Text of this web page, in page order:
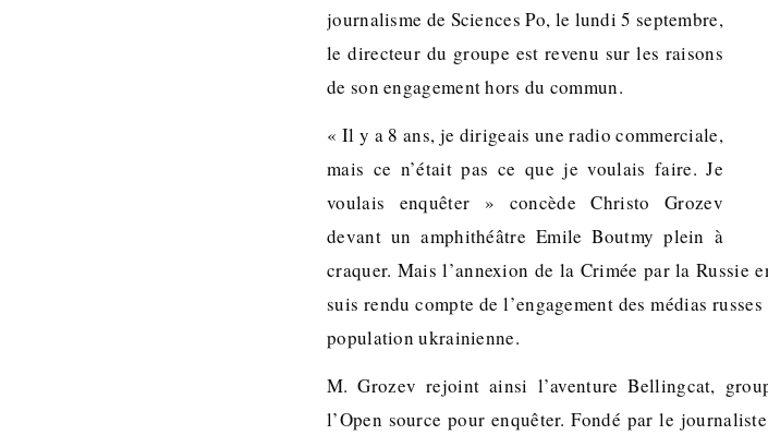
journalisme de Sciences Po, le lundi 5 septembre,
le directeur du groupe est revenu sur les raisons
de son engagement hors du commun.
« Il y a 8 ans, je dirigeais une radio commerciale,
mais ce n’était pas ce que je voulais faire. Je
voulais enquêter » concède Christo Grozev
devant un amphithéâtre Emile Boutmy plein à
craquer. Mais l’annexion de la Crimée par la Russie
suis rendu compte de l’engagement des médias
population ukrainienne.
M. Grozev rejoint ainsi l’aventure Bellingcat,
l’Open source pour enquêter. Fondé par le